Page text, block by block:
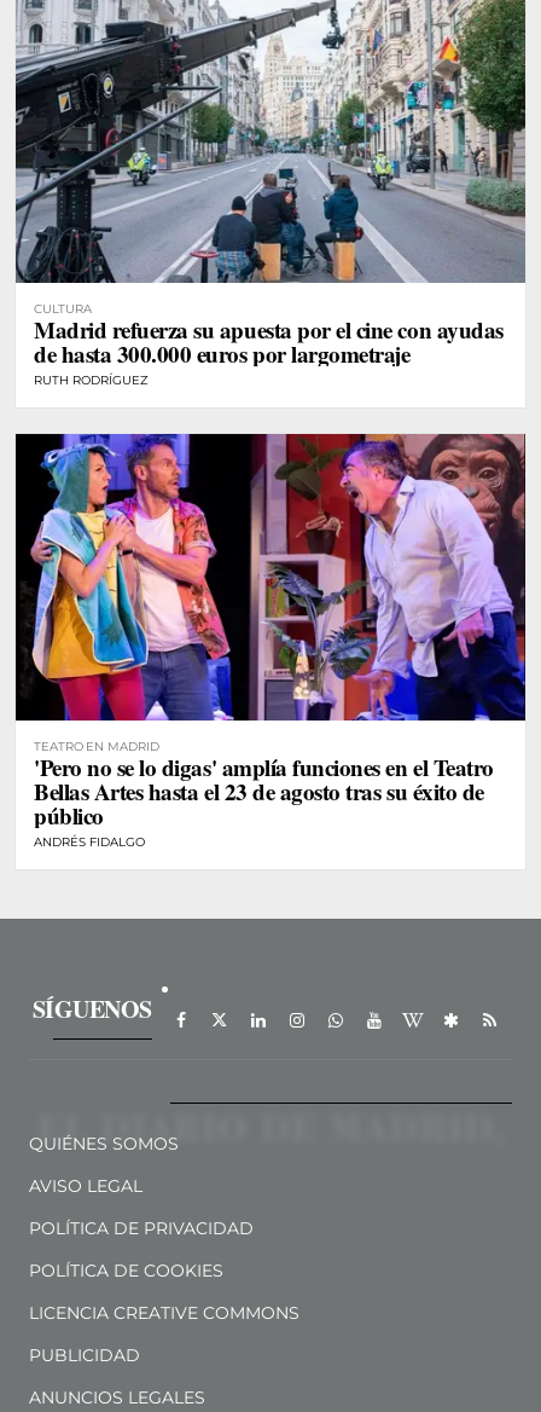
CULTURA
Madrid refuerza su apuesta por el cine con ayudas
de hasta 300.000 euros por largometraje
RUTH RODRÍGUEZ
TEATRO EN MADRID
'Pero no se lo digas' amplía funciones en el Teatro
Bellas Artes hasta el 23 de agosto tras su éxito de
público
ANDRÉS FIDALGO
SÍGUENOS
QUIÉNES SOMOS
AVISO LEGAL
POLÍTICA DE PRIVACIDAD
POLÍTICA DE COOKIES
LICENCIA CREATIVE COMMONS
PUBLICIDAD
ANUNCIOS LEGALES